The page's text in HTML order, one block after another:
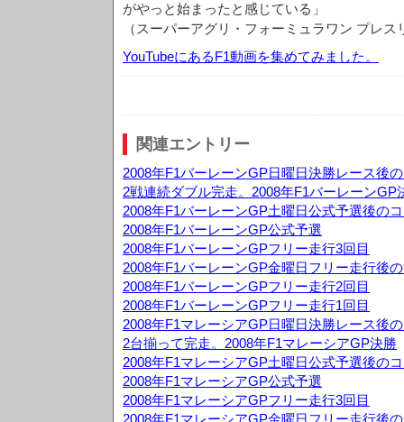
がやっと始まったと感じている」
（スーパーアグリ・フォーミュラワン プレス
YouTubeにあるF1動画を集めてみました。
関連エントリー
2008年F1バーレーンGP日曜日決勝レース後
2戦連続ダブル完走。2008年F1バーレーンGP
2008年F1バーレーンGP土曜日公式予選後の
2008年F1バーレーンGP公式予選
2008年F1バーレーンGPフリー走行3回目
2008年F1バーレーンGP金曜日フリー走行後
2008年F1バーレーンGPフリー走行2回目
2008年F1バーレーンGPフリー走行1回目
2008年F1マレーシアGP日曜日決勝レース後
2台揃って完走。2008年F1マレーシアGP決勝
2008年F1マレーシアGP土曜日公式予選後の
2008年F1マレーシアGP公式予選
2008年F1マレーシアGPフリー走行3回目
2008年F1マレーシアGP金曜日フリー走行後